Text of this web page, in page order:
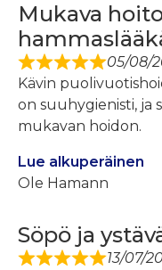
Mukava
05/08/
Kävin
on suuhygienisti, ja
mukavan hoidon.
Lue alkuperäinen
Ole Hamann
Söpö ja
13/07/